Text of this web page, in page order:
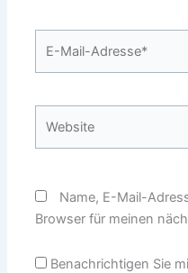
Name, E-Mail-
Browser für meinen
Benachrichtigen Sie